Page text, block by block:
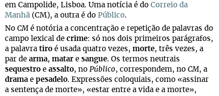
em Campolide, Lisboa. Uma notícia é do Correio da
Manhã (CM), a outra é do Público.
No CM é notória a concentração e repetição de palavras do
campo lexical de crime: só nos dois primeiros parágrafos,
a palavra tiro é usada quatro vezes, morte, três vezes, a
par de arma, matar e sangue. Os termos neutrais
sequestro e assalto, no Público, correspondem, no CM, a
dramae pesadelo. Expressões coloquiais, como «assinar
a sentença de morte», «estar entre a vida e a morte»,